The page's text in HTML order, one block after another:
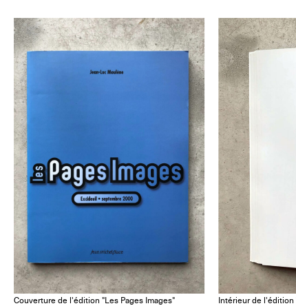
Couverture de l'édition "Les Pages Images" Intérieur de l'édition